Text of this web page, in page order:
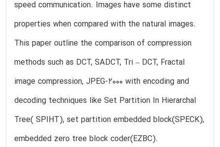
speed communication. Images have some distinct
properties when compared with the natural images.
This paper outline the comparison of compression
methods such as DCT, SADCT, Tri – DCT, Fractal
image compression, JPEG-2000 with encoding and
decoding techniques like Set Partition In Hierarchal
Tree( SPIHT), set partition embedded block(SPECK),
embedded zero tree block coder(EZBC).